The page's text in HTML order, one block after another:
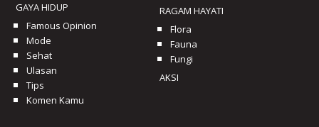
GAYA HIDUP
Famous Opinion
Mode
Sehat
Ulasan
Tips
Komen Kamu
RAGAM HAYATI
Flora
Fauna
Fungi
AKSI